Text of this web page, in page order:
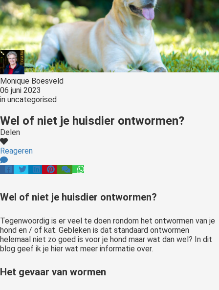
Monique Boesveld
06 juni 2023
in uncategorised
Wel of niet je huisdier ontwormen?
Delen
Reageren
Wel of niet je huisdier ontwormen?
Tegenwoordig is er veel te doen rondom het ontwormen van je
hond en / of kat. Gebleken is dat standaard ontwormen
helemaal niet zo goed is voor je hond maar wat dan wel? In dit
blog geef ik je hier wat meer informatie over.
Het gevaar van wormen